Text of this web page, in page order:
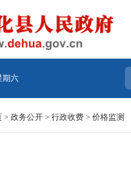
期六
> 政务公开 > 行政收费 > 价格监测